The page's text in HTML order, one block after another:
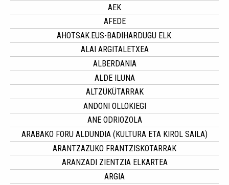
AEK
AFEDE
AHOTSAK.EUS-BADIHARDUGU ELK.
ALAI ARGITALETXEA
ALBERDANIA
ALDE ILUNA
ALTZÜKÜTARRAK
ANDONI OLLOKIEGI
ANE ODRIOZOLA
ARABAKO FORU ALDUNDIA (KULTURA ETA KIROL SAILA)
ARANTZAZUKO FRANTZISKOTARRAK
ARANZADI ZIENTZIA ELKARTEA
ARGIA